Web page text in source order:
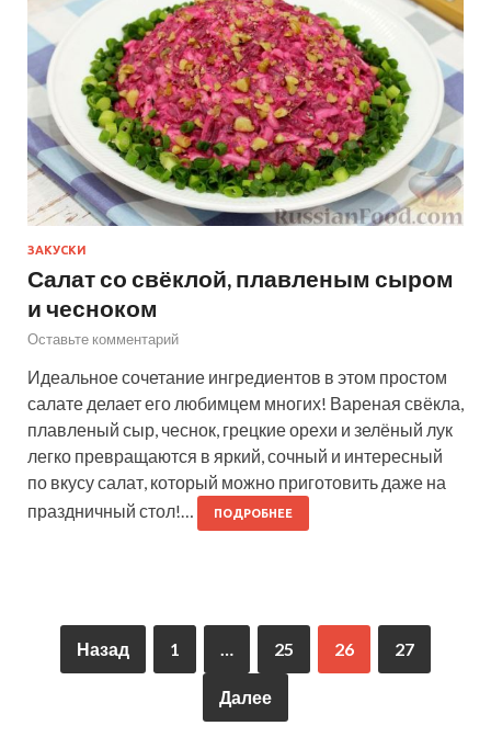
ЗАКУСКИ
Салат со свёклой, плавленым сыром
и чесноком
Оставьте комментарий
Идеальное сочетание ингредиентов в этом простом
салате делает его любимцем многих! Вареная свёкла,
плавленый сыр, чеснок, грецкие орехи и зелёный лук
легко превращаются в яркий, сочный и интересный
по вкусу салат, который можно приготовить даже на
праздничный стол!…
ПОДРОБНЕЕ
Назад 1 … 25 26 27
Далее